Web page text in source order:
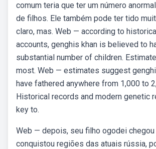
comum teria que ter um número
de filhos. Ele também pode ter tido
claro, mas. Web — according to
accounts, genghis khan⁢ is believed ‌to
substantial number of children.
most. Web — estimates suggest
have fathered ⁢anywhere from⁣ 1,000 to
Historical⁣ records ⁣and modern ⁤genetic
key ⁣to.
Web — depois, seu filho ogodei chegou
conquistou regiões das atuais rússia,